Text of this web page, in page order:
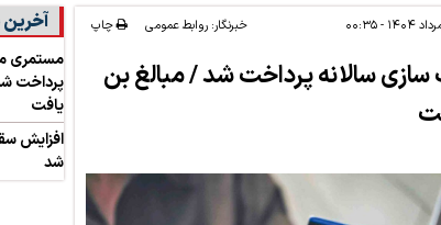
خبرنگار: روابط عمومی چاپ
۱۰ درصدی متناسب سازی سالانه پرداخت شد / مبالغ بن
یافت
افزایش
شد